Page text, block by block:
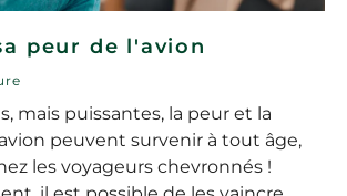
peur de l'avion
mais puissantes, la peur et la
peuvent survenir à tout âge,
les voyageurs chevronnés !